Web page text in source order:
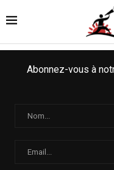
Abonnez-vous à